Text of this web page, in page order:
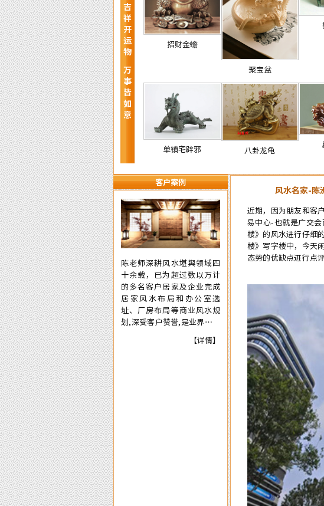
吉祥开运物 万事皆如意 招财金蟾
聚宝盆
单镇宅辟邪 八卦龙龟
客户案例
陈老师深耕风水堪舆领域四
十余载，已为超过数以万计
的多名客户居家及企业完成
居家风水布局和办公室选
址、厂房布局等商业风水规
划,深受客户赞誉,是业界公认
是国内为数不多的资深四柱
【详情】
风水名家-陈
近期，因为朋友和客
易中心-也就是广交
楼》的风水进行仔细
楼》写字楼中，今天
态势的优缺点进行点
陈大师的风水学术真实用，本人是做美容护理的，去
理一遍，第二个月就扭亏为盈了，现在正在上升期阶段